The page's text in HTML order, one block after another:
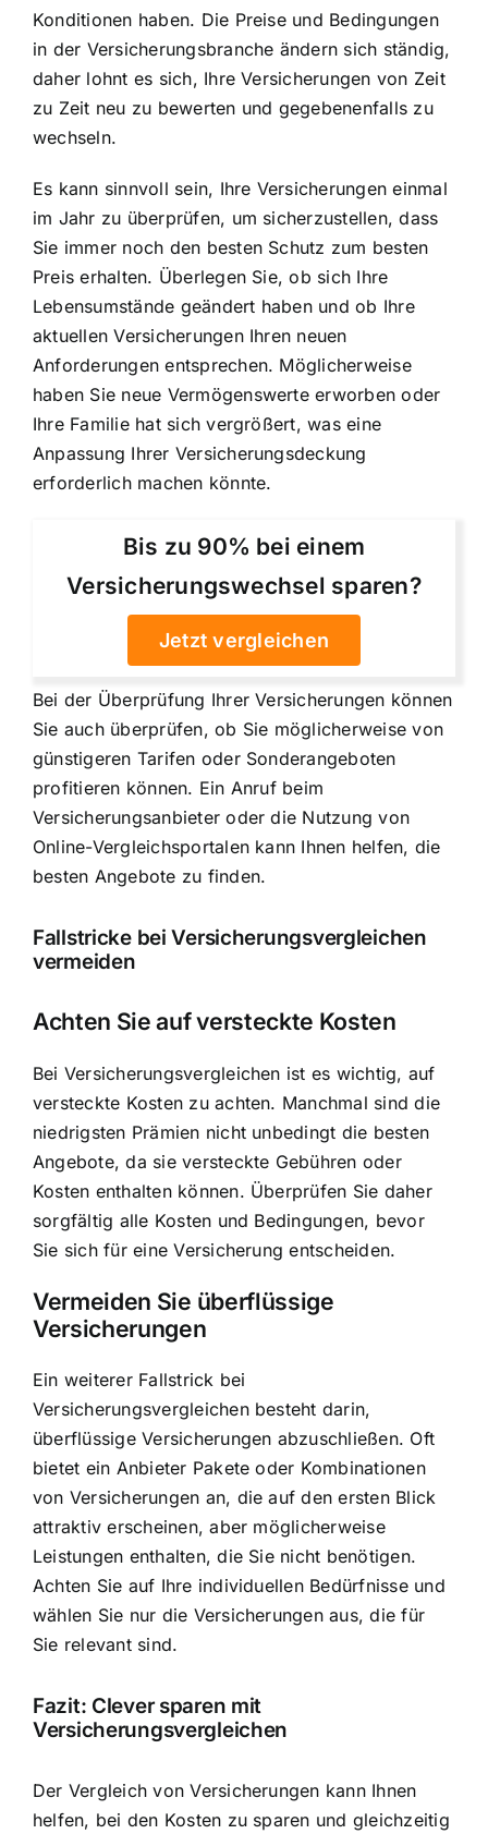
Konditionen haben. Die Preise und Bedingungen
in der Versicherungsbranche ändern sich ständig,
daher lohnt es sich, Ihre Versicherungen von Zeit
zu Zeit neu zu bewerten und gegebenenfalls zu
wechseln.
Es kann sinnvoll sein, Ihre Versicherungen einmal
im Jahr zu überprüfen, um sicherzustellen, dass
Sie immer noch den besten Schutz zum besten
Preis erhalten. Überlegen Sie, ob sich Ihre
Lebensumstände geändert haben und ob Ihre
aktuellen Versicherungen Ihren neuen
Anforderungen entsprechen. Möglicherweise
haben Sie neue Vermögenswerte erworben oder
Ihre Familie hat sich vergrößert, was eine
Anpassung Ihrer Versicherungsdeckung
erforderlich machen könnte.
Bis zu 90% bei einem
Versicherungswechsel sparen?
Jetzt vergleichen
Bei der Überprüfung Ihrer Versicherungen können
Sie auch überprüfen, ob Sie möglicherweise von
günstigeren Tarifen oder Sonderangeboten
profitieren können. Ein Anruf beim
Versicherungsanbieter oder die Nutzung von
Online-Vergleichsportalen kann Ihnen helfen, die
besten Angebote zu finden.
Fallstricke bei Versicherungsvergleichen
vermeiden
Achten Sie auf versteckte Kosten
Bei Versicherungsvergleichen ist es wichtig, auf
versteckte Kosten zu achten. Manchmal sind die
niedrigsten Prämien nicht unbedingt die besten
Angebote, da sie versteckte Gebühren oder
Kosten enthalten können. Überprüfen Sie daher
sorgfältig alle Kosten und Bedingungen, bevor
Sie sich für eine Versicherung entscheiden.
Vermeiden Sie überflüssige
Versicherungen
Ein weiterer Fallstrick bei
Versicherungsvergleichen besteht darin,
überflüssige Versicherungen abzuschließen. Oft
bietet ein Anbieter Pakete oder Kombinationen
von Versicherungen an, die auf den ersten Blick
attraktiv erscheinen, aber möglicherweise
Leistungen enthalten, die Sie nicht benötigen.
Achten Sie auf Ihre individuellen Bedürfnisse und
wählen Sie nur die Versicherungen aus, die für
Sie relevant sind.
Fazit: Clever sparen mit
Versicherungsvergleichen
Der Vergleich von Versicherungen kann Ihnen
helfen, bei den Kosten zu sparen und gleichzeitig